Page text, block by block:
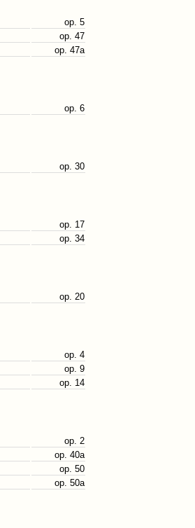
op. 5
op. 47
op. 47a
op. 6
op. 30
op. 17
op. 34
op. 20
op. 4
op. 9
op. 14
op. 2
op. 40a
op. 50
op. 50a